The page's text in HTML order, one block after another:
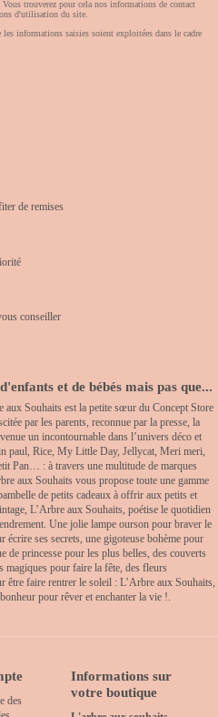
trouverez pour cela nos informations de contact
d'utilisation du site.
informations saisies soient exploitées dans le cadre
de remises
conseiller
et de bébés mais pas que...
aux Souhaits est la petite sœur du Concept Store
par les parents, reconnue par la presse, la
un incontournable dans l’univers déco et
paul, Rice, My Little Day, Jellycat, Meri meri,
Pan… : à travers une multitude de marques
aux Souhaits vous propose toute une gamme
de petits cadeaux à offrir aux petits et
L’Arbre aux Souhaits, poétise le quotidien
Une jolie lampe ourson pour braver le
ses secrets, une gigoteuse bohème pour
de princesse pour les plus belles, des couverts
magiques pour faire la fête, des fleurs
être faire rentrer le soleil : L’Arbre aux Souhaits,
pour rêver et enchanter la vie !.
des
Informations sur
votre boutique